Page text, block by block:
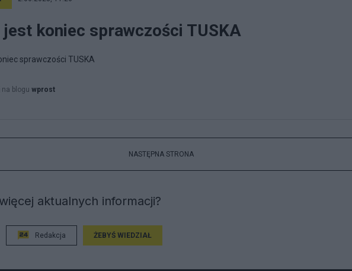
jest koniec sprawczości TUSKA
sprawczości TUSKA
na blogu wprost
NASTĘPNA STRONA
aktualnych informacji?
Redakcja ŻEBYŚ WIEDZIAŁ